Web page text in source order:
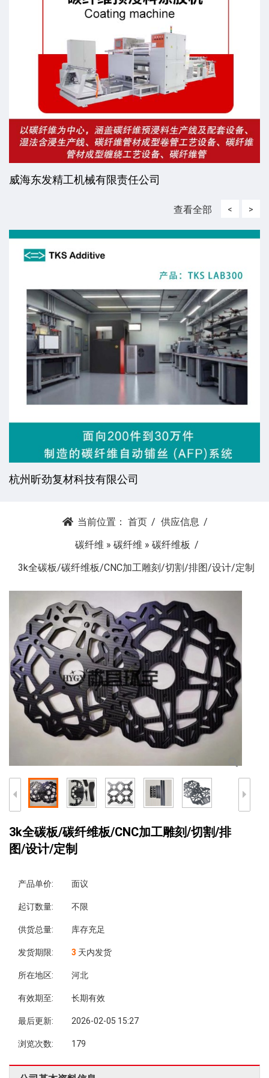
威海东发精工机械有限责任公司
查看全部 <
杭州昕劲复材科技有限公司
>
当前位置： 首页
供应信息
碳纤维 » 碳纤维 » 碳纤维板
3k全碳板/碳纤维板/CNC加工雕刻/切割/排图/设计/定制
3k全碳板/碳纤维板/CNC加工雕刻/切割/排
图/设计/定制
产品单价: 面议
起订数量: 不限
供货总量: 库存充足
发货期限: 3 天内发货
所在地区: 河北
有效期至: 长期有效
最后更新: 2026-02-05 15:27
浏览次数: 179